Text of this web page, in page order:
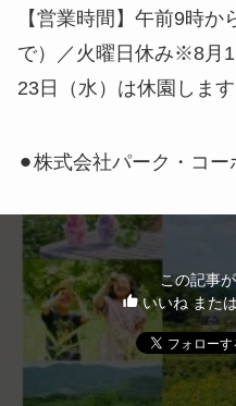
【営業時間】午前9時
で）／火曜日休み※8月
23日（水）は休園します
⚫︎株式会社パーク・コ
この記事
いいね また